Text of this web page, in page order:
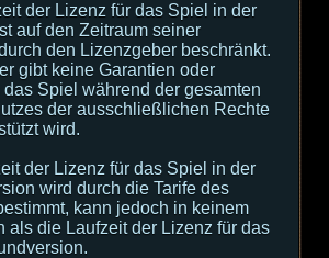
der Lizenz für das Spiel in der
auf den Zeitraum seiner
den Lizenzgeber beschränkt.
gibt keine Garantien oder
Spiel während der gesamten
der ausschließlichen Rechte
wird.
der Lizenz für das Spiel in der
wird durch die Tarife des
kann jedoch in keinem
als die Laufzeit der Lizenz für das